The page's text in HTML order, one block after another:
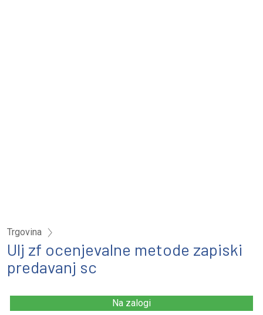
Trgovina
Ulj zf ocenjevalne metode zapiski
predavanj sc
Na zalogi